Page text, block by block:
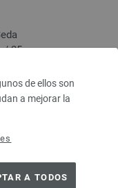
de ellos son
a mejorar la
A TODOS
/ 25 g
base: 334,40 € / kg